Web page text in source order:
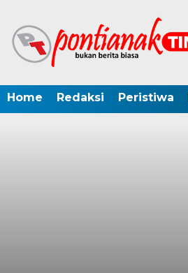
Home Redaksi Peristiwa